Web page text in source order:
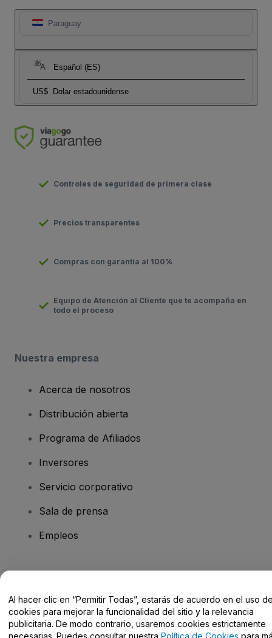
Paraguay
Español (ES)
US$ Dolar estadounidense
Controles de seguridad de primera clase
Precios transparentes
Compras con garantía al 100%
Equipo de Atención al Cliente que te acompaña en
todo el proceso
Nuestra empresa
Acerca de nosotros
Distribución abierta
Programa de Afiliados
Inversores
Servicio corporativo
Sala de prensa
Empleos
Centro de Ayuda / Contacto
Al hacer clic en “Permitir Todas”, estarás de acuerdo en el uso
cookies para mejorar la funcionalidad del sitio y la relevancia
publicitaria. De modo contrario, usaremos cookies estrictamente
necesarias. Puedes consultar nuestra Política de Cookies para